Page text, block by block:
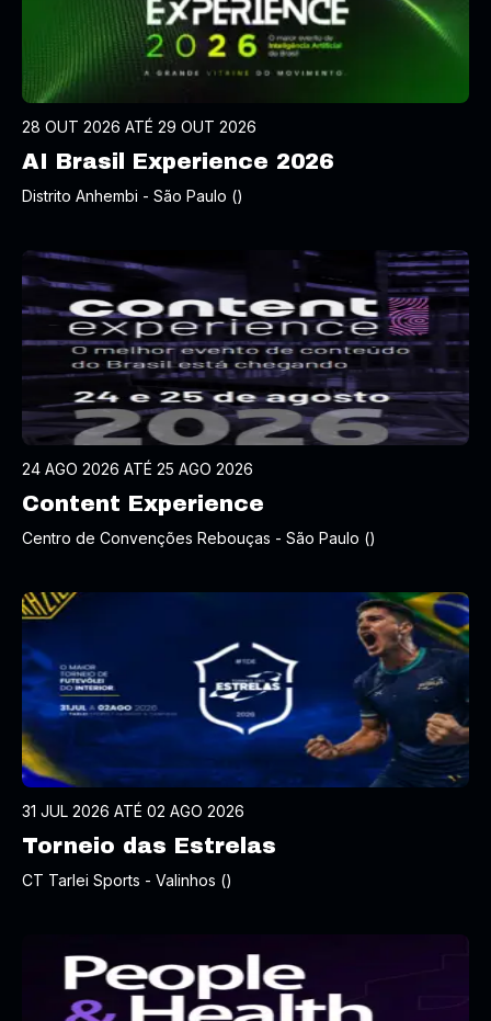
28 OUT 2026 ATÉ 29 OUT 2026
AI Brasil Experience 2026
Distrito Anhembi - São Paulo ()
24 AGO 2026 ATÉ 25 AGO 2026
Content Experience
Centro de Convenções Rebouças - São Paulo ()
31 JUL 2026 ATÉ 02 AGO 2026
Torneio das Estrelas
CT Tarlei Sports - Valinhos ()